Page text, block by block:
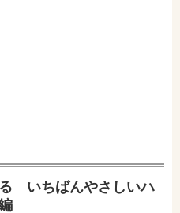
る いちばんやさしいハ